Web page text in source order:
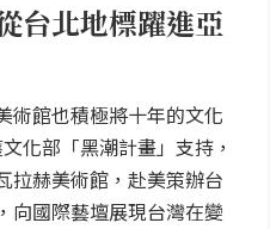
台北地標躍進亞
術館也積極將十年的文化
化部「黑潮計畫」支持，
拉赫美術館，赴美策辦台
向國際藝壇展現台灣在變